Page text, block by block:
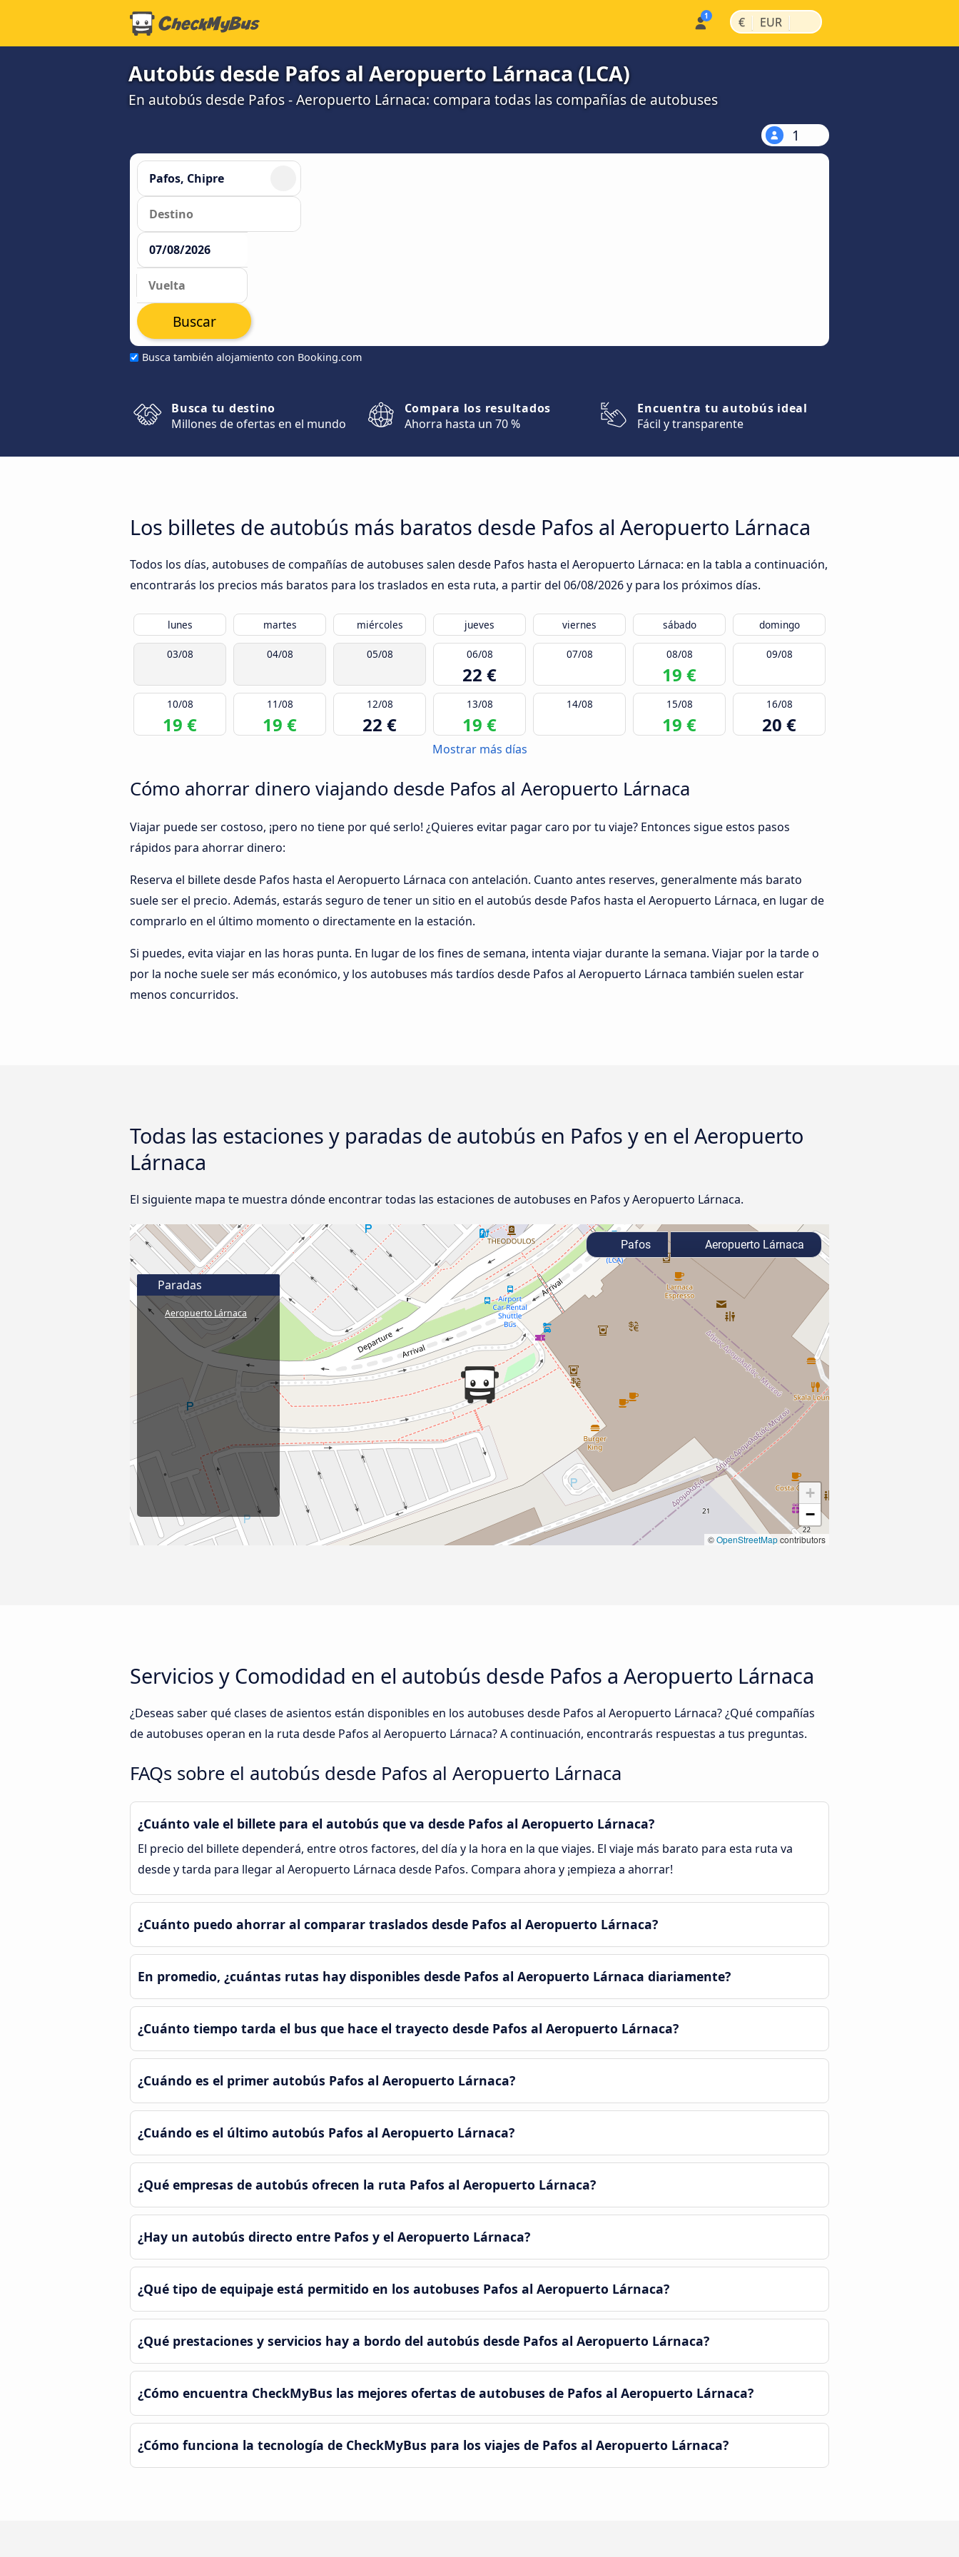
€ | EUR |
Autobús desde Pafos al Aeropuerto Lárnaca (LCA)
En autobús desde Pafos - Aeropuerto Lárnaca: compara todas las compañías de autobuses
1
Busca también alojamiento con Booking.com
Buscar
Busca tu destino
Millones de ofertas en el mundo
Compara los resultados
Ahorra hasta un 70 %
Encuentra tu autobús ideal
Fácil y transparente
Los billetes de autobús más baratos desde Pafos al Aeropuerto Lárnaca
Todos los días, autobuses de compañías de autobuses salen desde Pafos hasta el Aeropuerto Lárnaca: en la tabla a continuación,
encontrarás los precios más baratos para los traslados en esta ruta, a partir del 06/08/2026y para los próximos días.
lunes martes miércoles jueves viernes sábado domingo
03/08 04/08 05/08 06/08
22 €
07/08 08/08
19 €
09/08
10/08
19 €
11/08
19 €
12/08
22 €
13/08
19 €
14/08 15/08
19 €
16/08
20 €
Mostrar más días
Cómo ahorrar dinero viajando desde Pafos al Aeropuerto Lárnaca
Viajar puede ser costoso, ¡pero no tiene por qué serlo! ¿Quieres evitar pagar caro por tu viaje? Entonces sigue estos pasos
rápidos para ahorrar dinero:
Reserva el billete desde Pafos hasta el Aeropuerto Lárnaca con antelación. Cuanto antes reserves, generalmente más barato
suele ser el precio. Además, estarás seguro de tener un sitio en el autobús desde Pafos hasta el Aeropuerto Lárnaca, en lugar de
comprarlo en el último momento o directamente en la estación.
Si puedes, evita viajar en las horas punta. En lugar de los fines de semana, intenta viajar durante la semana. Viajar por la tarde o
por la noche suele ser más económico, y los autobuses más tardíos desde Pafos al Aeropuerto Lárnaca también suelen estar
menos concurridos.
Todas las estaciones y paradas de autobús en Pafos y en el Aeropuerto
Lárnaca
El siguiente mapa te muestra dónde encontrar todas las estaciones de autobuses en Pafos y Aeropuerto Lárnaca.
+
−
©OpenStreetMapcontributors
Paradas
Aeropuerto Lárnaca
Pafos Aeropuerto Lárnaca
Servicios y Comodidad en el autobús desde Pafos a Aeropuerto Lárnaca
¿Deseas saber qué clases de asientos están disponibles en los autobuses desde Pafos al Aeropuerto Lárnaca? ¿Qué compañías
de autobuses operan en la ruta desde Pafos al Aeropuerto Lárnaca? A continuación, encontrarás respuestas a tus preguntas.
FAQs sobre el autobús desde Pafos al Aeropuerto Lárnaca
¿Cuánto vale el billete para el autobús que va desde Pafos al Aeropuerto Lárnaca?
El precio del billete dependerá, entre otros factores, del día y la hora en la que viajes. El viaje más barato para esta ruta va
desde y tarda para llegar al Aeropuerto Lárnaca desde Pafos. Compara ahora y ¡empieza a ahorrar!
¿Cuánto puedo ahorrar al comparar traslados desde Pafos al Aeropuerto Lárnaca?
En promedio, ¿cuántas rutas hay disponibles desde Pafos al Aeropuerto Lárnaca diariamente?
¿Cuánto tiempo tarda el bus que hace el trayecto desde Pafos al Aeropuerto Lárnaca?
¿Cuándo es el primer autobús Pafos al Aeropuerto Lárnaca?
¿Cuándo es el último autobús Pafos al Aeropuerto Lárnaca?
¿Qué empresas de autobús ofrecen la ruta Pafos al Aeropuerto Lárnaca?
¿Hay un autobús directo entre Pafos y el Aeropuerto Lárnaca?
¿Qué tipo de equipaje está permitido en los autobuses Pafos al Aeropuerto Lárnaca?
¿Qué prestaciones y servicios hay a bordo del autobús desde Pafos al Aeropuerto Lárnaca?
¿Cómo encuentra CheckMyBus las mejores ofertas de autobuses de Pafos al Aeropuerto Lárnaca?
¿Cómo funciona la tecnología de CheckMyBus para los viajes de Pafos al Aeropuerto Lárnaca?